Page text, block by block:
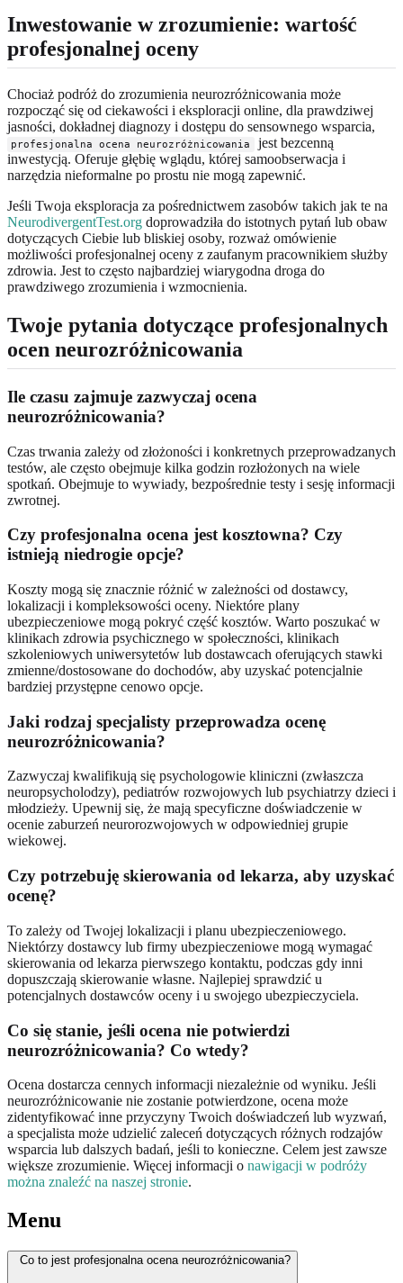
Inwestowanie w zrozumienie: wartość
profesjonalnej oceny
Chociaż podróż do zrozumienia neurozróżnicowania może
rozpocząć się od ciekawości i eksploracji online, dla prawdziwej
jasności, dokładnej diagnozy i dostępu do sensownego wsparcia,
profesjonalna ocena neurozróżnicowania
jest bezcenną
inwestycją. Oferuje głębię wglądu, której samoobserwacja i
narzędzia nieformalne po prostu nie mogą zapewnić.
Jeśli Twoja eksploracja za pośrednictwem zasobów takich jak te na
NeurodivergentTest.org doprowadziła do istotnych pytań lub obaw
dotyczących Ciebie lub bliskiej osoby, rozważ omówienie
możliwości profesjonalnej oceny z zaufanym pracownikiem służby
zdrowia. Jest to często najbardziej wiarygodna droga do
prawdziwego zrozumienia i wzmocnienia.
Twoje pytania dotyczące profesjonalnych
ocen neurozróżnicowania
Ile czasu zajmuje zazwyczaj ocena
neurozróżnicowania?
Czas trwania zależy od złożoności i konkretnych przeprowadzanych
testów, ale często obejmuje kilka godzin rozłożonych na wiele
spotkań. Obejmuje to wywiady, bezpośrednie testy i sesję informacji
zwrotnej.
Czy profesjonalna ocena jest kosztowna? Czy
istnieją niedrogie opcje?
Koszty mogą się znacznie różnić w zależności od dostawcy,
lokalizacji i kompleksowości oceny. Niektóre plany
ubezpieczeniowe mogą pokryć część kosztów. Warto poszukać w
klinikach zdrowia psychicznego w społeczności, klinikach
szkoleniowych uniwersytetów lub dostawcach oferujących stawki
zmienne/dostosowane do dochodów, aby uzyskać potencjalnie
bardziej przystępne cenowo opcje.
Jaki rodzaj specjalisty przeprowadza ocenę
neurozróżnicowania?
Zazwyczaj kwalifikują się psychologowie kliniczni (zwłaszcza
neuropsycholodzy), pediatrów rozwojowych lub psychiatrzy dzieci i
młodzieży. Upewnij się, że mają specyficzne doświadczenie w
ocenie zaburzeń neurorozwojowych w odpowiedniej grupie
wiekowej.
Czy potrzebuję skierowania od lekarza, aby uzyskać
ocenę?
To zależy od Twojej lokalizacji i planu ubezpieczeniowego.
Niektórzy dostawcy lub firmy ubezpieczeniowe mogą wymagać
skierowania od lekarza pierwszego kontaktu, podczas gdy inni
dopuszczają skierowanie własne. Najlepiej sprawdzić u
potencjalnych dostawców oceny i u swojego ubezpieczyciela.
Co się stanie, jeśli ocena nie potwierdzi
neurozróżnicowania? Co wtedy?
Ocena dostarcza cennych informacji niezależnie od wyniku. Jeśli
neurozróżnicowanie nie zostanie potwierdzone, ocena może
zidentyfikować inne przyczyny Twoich doświadczeń lub wyzwań,
a specjalista może udzielić zaleceń dotyczących różnych rodzajów
wsparcia lub dalszych badań, jeśli to konieczne. Celem jest zawsze
większe zrozumienie. Więcej informacji o nawigacji w podróży
można znaleźć na naszej stronie.
Menu
Co to jest profesjonalna ocena neurozróżnicowania?